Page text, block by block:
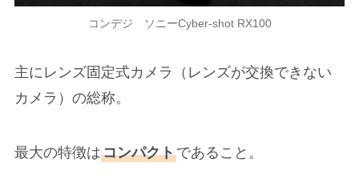
コンデジ ソニーCyber-shot RX100
主にレンズ固定式カメラ（レンズが交換できない
カメラ）の総称。
最大の特徴はコンパクトであること。